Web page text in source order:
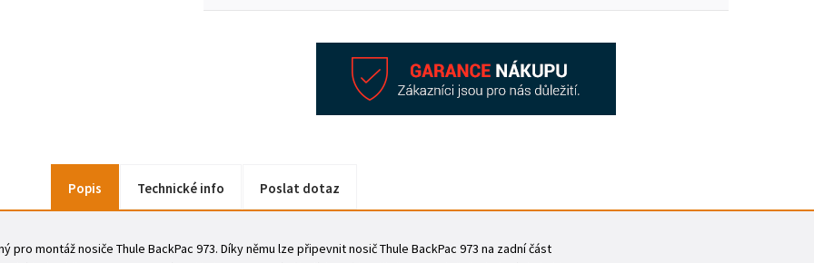
Popis Technické info Poslat dotaz
pro montáž nosiče Thule BackPac 973. Díky němu lze připevnit nosič Thule BackPac 973 na zadní část